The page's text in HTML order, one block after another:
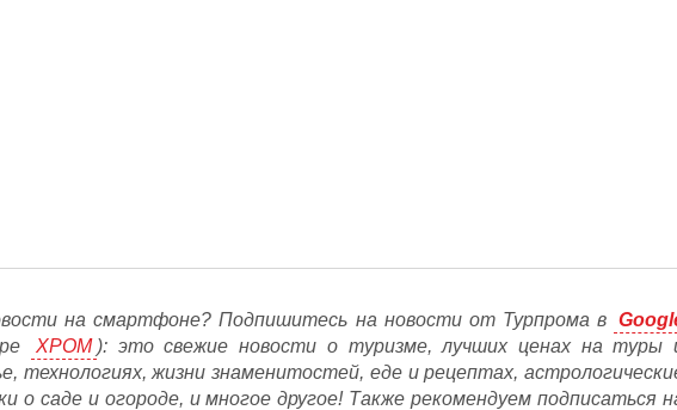
на смартфоне? Подпишитесь на новости от Турпрома в
ХРОМ ): это свежие новости о туризме, лучших ценах на туры
технологиях, жизни знаменитостей, еде и рецептах,
о саде и огороде, и многое другое! Также рекомендуем подписаться